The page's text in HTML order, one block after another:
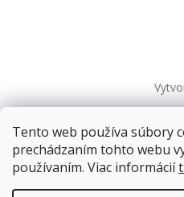
Tento web používa súbory
prechádzaním tohto webu
používaním. Viac informácií
Doprava zadarmopre
Copyright 2026